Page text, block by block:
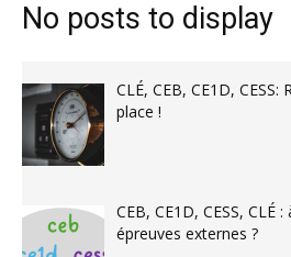
Democratische
school
No posts to display
CLÉ, CEB, CE1D,
place !
CEB, CE1D, CESS, CLÉ
épreuves externes ?